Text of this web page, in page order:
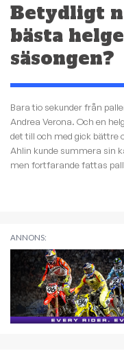
Betydligt
bästa
säsongen?
Bara tio sekunder från
Andrea Verona. Och en
det till och med gick bättre
Ahlin kunde summera sin
men fortfarande fattas
ANNONS: